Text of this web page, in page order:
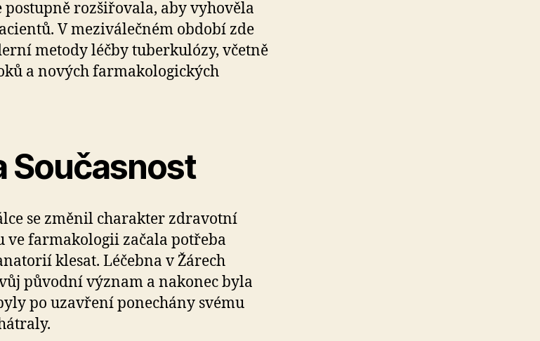
postupně rozšiřovala, aby vyhověla
V meziválečném období zde
metody léčby tuberkulózy, včetně
a nových farmakologických
Současnost
se změnil charakter zdravotní
ve farmakologii začala potřeba
klesat. Léčebna v Žárech
původní význam a nakonec byla
po uzavření ponechány svému